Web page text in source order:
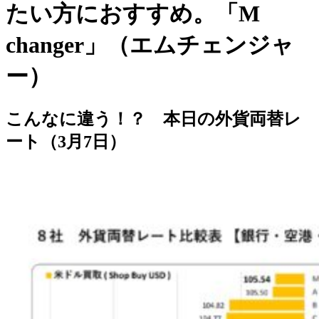
たい方におすすめ。「M
changer」（エムチェンジャ
ー）
こんなに違う！？ 本日の外貨両替レ
ート（3月7日）